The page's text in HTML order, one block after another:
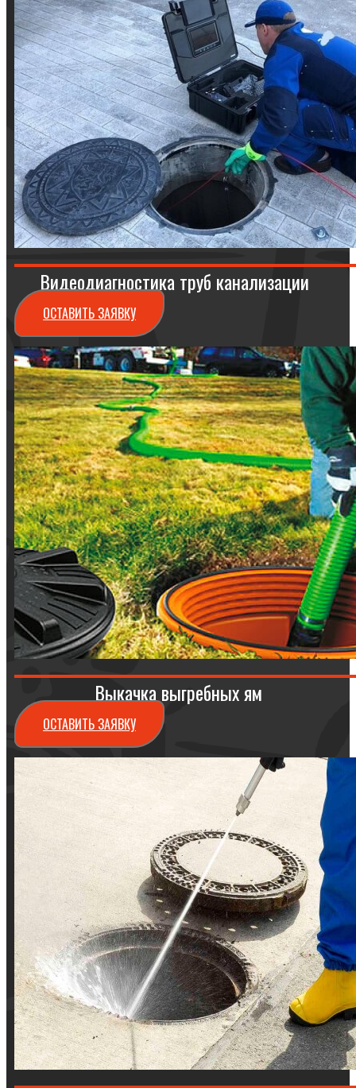
Видеодиагностика труб канализации
ОСТАВИТЬ ЗАЯВКУ
Выкачка выгребных ям
ОСТАВИТЬ ЗАЯВКУ